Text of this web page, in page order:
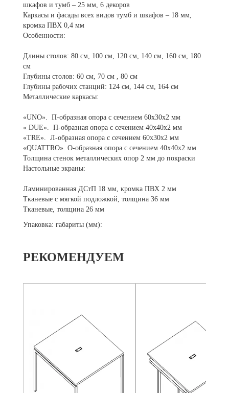
шкафов и тумб – 25 мм, 6 декоров
Каркасы и фасады всех видов тумб и шкафов – 18 мм,
кромка ПВХ 0,4 мм
Особенности:
Длины столов: 80 см, 100 см, 120 см, 140 см, 160 см, 180
см
Глубины столов: 60 см, 70 см , 80 см
Глубины рабочих станций: 124 см, 144 см, 164 см
Металлические каркасы:
«UNO». П-образная опора с сечением 60х30х2 мм
« DUE». П-образная опора с сечением 40х40х2 мм
«TRE». Л-образная опора с сечением 60х30х2 мм
«QUATTRO». О-образная опора с сечением 40х40х2 мм
Толщина стенок металлических опор 2 мм до покраски
Настольные экраны:
Ламинированная ДСтП 18 мм, кромка ПВХ 2 мм
Тканевые с мягкой подложкой, толщина 36 мм
Тканевые, толщина 26 мм
Упаковка: габариты (мм):
РЕКОМЕНДУЕМ